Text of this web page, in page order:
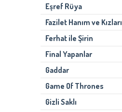
Eşref Rüya
Fazilet Hanım ve Kızları
Ferhat ile Şirin
Final Yapanlar
Gaddar
Game Of Thrones
Gizli Saklı